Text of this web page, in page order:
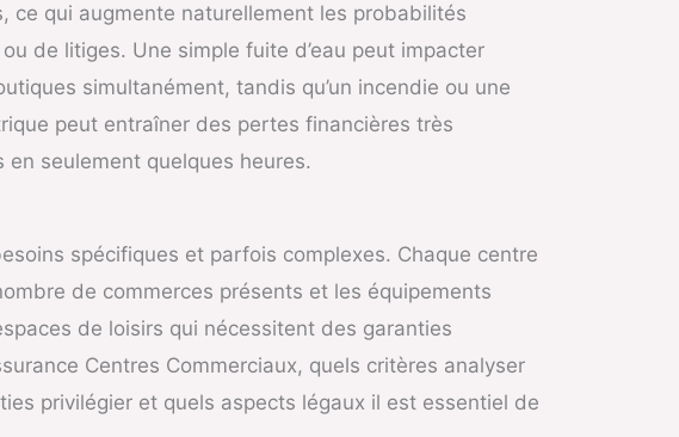
ce qui augmente naturellement les probabilités
ou de litiges. Une simple fuite d’eau peut impacter
simultanément, tandis qu’un incendie ou une
peut entraîner des pertes financières très
en seulement quelques heures.
spécifiques et parfois complexes. Chaque centre
de commerces présents et les équipements
de loisirs qui nécessitent des garanties
Centres Commerciaux, quels critères analyser
privilégier et quels aspects légaux il est essentiel de